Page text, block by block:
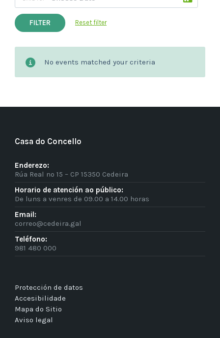
FILTER Reset filter
No events matched your criteria
Casa do Concello
Enderezo:
Rúa Real nº 15 – CP 15350 Cedeira
Horario de atención ao público:
De luns a venres de 09.00 a 14.00 horas
Email:
correo@cedeira.gal
Teléfono:
981 480 000
Protección de datos
Accesibilidade
Mapa do Sitio
Aviso legal